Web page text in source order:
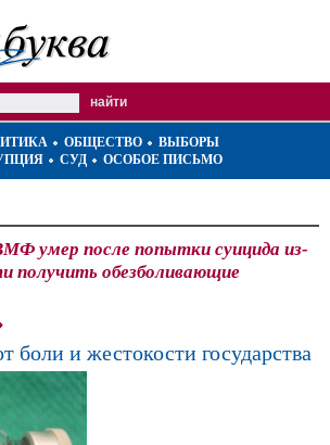
ОБЩЕСТВО
ВЫБОРЫ
СУД ОСОБОЕ ПИСЬМО
умер после попытки суицида из-
получить обезболивающие
боли и жестокости государства